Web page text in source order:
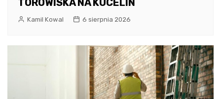
TOROWISKA NA KUCELIN
Kamil Kowal 6 sierpnia 2026